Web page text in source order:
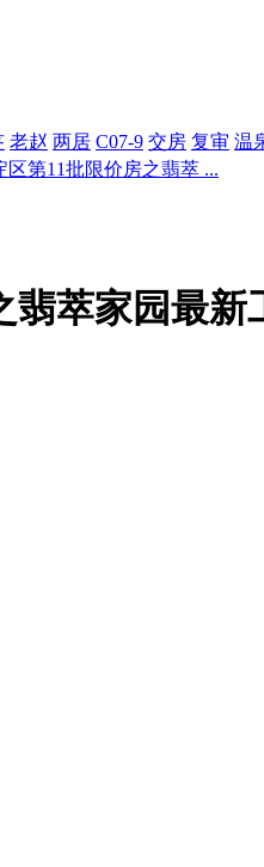
老赵 两居 C07-9 交房 复审 温
区第11批限价房之翡萃 ...
翡萃家园最新